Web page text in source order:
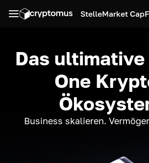
StelleMarket Cap
Das
One
Business skalieren.